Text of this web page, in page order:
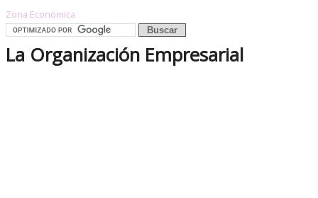
Zona Económica
La Organización Empresarial